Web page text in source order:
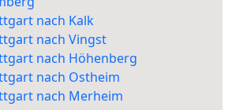
nach Kalk
nach Vingst
nach Höhenberg
nach Ostheim
nach Merheim